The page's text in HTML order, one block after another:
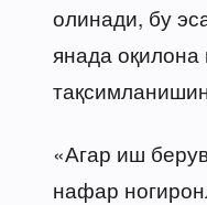
олинади, бу
янада
«Агар иш
нафар